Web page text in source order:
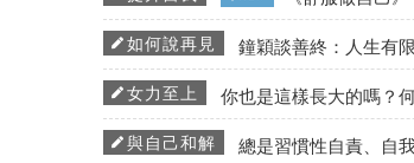
如何說再見 鐘穎談善終：人生有
女力至上 你也是這樣長大的嗎？
與自己和解 總是習慣性自責、自